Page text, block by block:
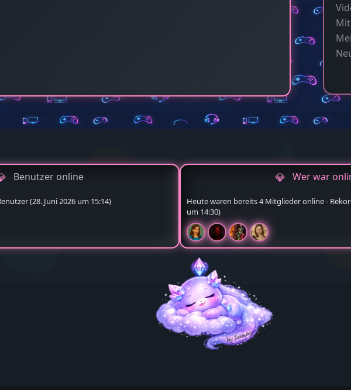
Benutzer online
(28. Juni 2026 um 15:14)
Wer war
Heute waren bereits 4 Mitglieder online -
um 14:30)